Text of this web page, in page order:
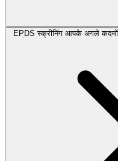
EPDS स्क्रीनिंग आपके अगले कदमों